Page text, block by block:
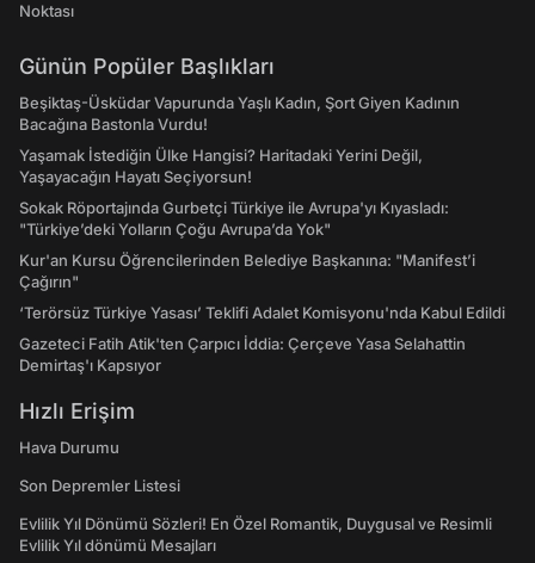
Noktası
Günün Popüler Başlıkları
Beşiktaş-Üsküdar Vapurunda Yaşlı Kadın, Şort Giyen Kadının
Bacağına Bastonla Vurdu!
Yaşamak İstediğin Ülke Hangisi? Haritadaki Yerini Değil,
Yaşayacağın Hayatı Seçiyorsun!
Sokak Röportajında Gurbetçi Türkiye ile Avrupa'yı Kıyasladı:
"Türkiye’deki Yolların Çoğu Avrupa’da Yok"
Kur'an Kursu Öğrencilerinden Belediye Başkanına: "Manifest’i
Çağırın"
‘Terörsüz Türkiye Yasası’ Teklifi Adalet Komisyonu'nda Kabul Edildi
Gazeteci Fatih Atik'ten Çarpıcı İddia: Çerçeve Yasa Selahattin
Demirtaş'ı Kapsıyor
Hızlı Erişim
Hava Durumu
Son Depremler Listesi
Evlilik Yıl Dönümü Sözleri! En Özel Romantik, Duygusal ve Resimli
Evlilik Yıl dönümü Mesajları